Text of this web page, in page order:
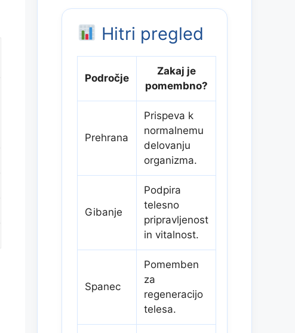
Hitri pregled
Področje
Zakaj je
pomembno?
Prehrana
Prispeva k
normalnemu
delovanju
organizma.
Gibanje
Podpira
telesno
pripravljenost
in vitalnost.
Spanec
Pomemben
za
regeneracijo
telesa.